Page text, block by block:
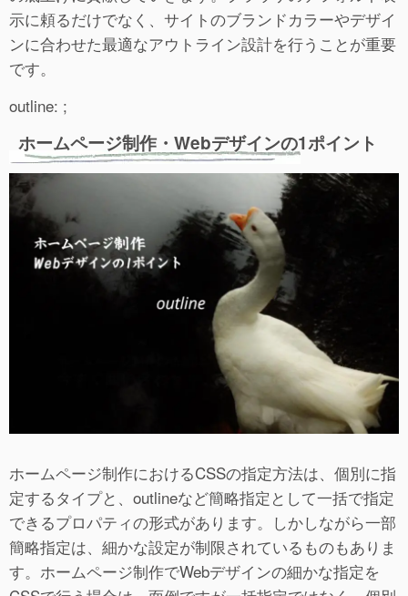
示に頼るだけでなく、サイトのブランドカラーやデザイ
ンに合わせた最適なアウトライン設計を行うことが重要
です。
outline: ;
ホームページ制作・Webデザインの1ポイント
ホームページ制作におけるCSSの指定方法は、個別に指
定するタイプと、outlineなど簡略指定として一括で指定
できるプロパティの形式があります。しかしながら一部
簡略指定は、細かな設定が制限されているものもありま
す。ホームページ制作でWebデザインの細かな指定を